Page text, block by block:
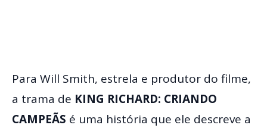
Para Will Smith, estrela e produtor do filme,
a trama de KING RICHARD: CRIANDO
CAMPEÃS é uma história que ele descreve a